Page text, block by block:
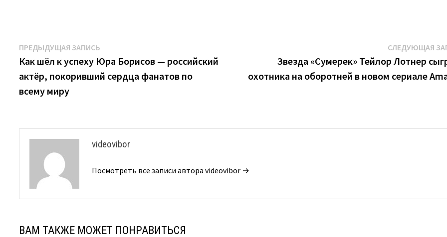
Навигация
по
записям
ПРЕДЫДУЩАЯ ЗАПИСЬ
запись:
Как шёл к успеху Юра Борисов — российский
актёр, покоривший сердца фанатов по
всему миру
СЛЕДУЮЩАЯ
Звезда «Сумерек» Тейлор Лотнер
охотника на оборотней в новом сериале
videovibor
Посмотреть все записи автора videovibor →
ВАМ ТАКЖЕ МОЖЕТ ПОНРАВИТЬСЯ